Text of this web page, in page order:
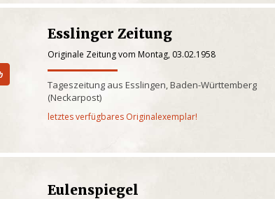
Esslinger Zeitung
Originale Zeitung vom Montag, 03.02.1958
Tageszeitung aus Esslingen, Baden-Württemberg
(Neckarpost)
letztes verfügbares Originalexemplar!
Eulenspiegel